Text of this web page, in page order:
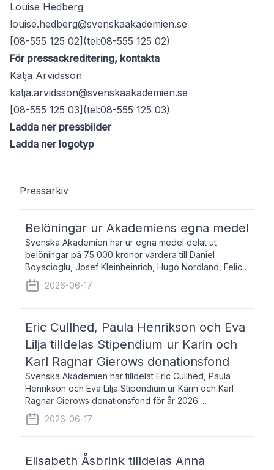
Louise Hedberg
louise.hedberg@svenskaakademien.se
[08-555 125 02](tel:08-555 125 02)
För pressackreditering, kontakta
Katja Arvidsson
katja.arvidsson@svenskaakademien.se
[08-555 125 03](tel:08-555 125 03)
Ladda ner pressbilder
Ladda ner logotyp
Pressarkiv
Belöningar ur Akademiens egna medel
Svenska Akademien har ur egna medel delat ut
belöningar på 75 000 kronor vardera till Daniel
Boyacioglu, Josef Kleinheinrich, Hugo Nordland, Felicia
Stenroth och Svante Strandberg. Daniel Boyacioglu,
född 1981, är poet och scenartist. Josef
2026-06-17
Eric Cullhed, Paula Henrikson och Eva
Lilja tilldelas Stipendium ur Karin och
Karl Ragnar Gierows donationsfond
Svenska Akademien har tilldelat Eric Cullhed, Paula
Henrikson och Eva Lilja Stipendium ur Karin och Karl
Ragnar Gierows donationsfond för år 2026.
Stipendiebeloppet är på 70 000 kronor vardera. Eric
Cullhed, född 1985, är professor i grekis
2026-06-17
Elisabeth Åsbrink tilldelas Anna